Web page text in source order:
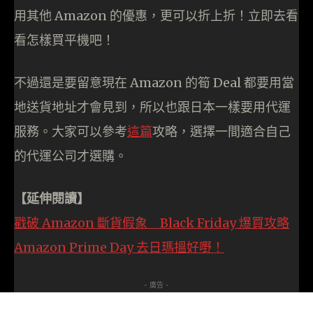
用其他 Amazon 的優惠，更可以折上折！立即去看
看怎樣買平機吧！
不過還是要留意現在 Amazon 的筍 Deal 都要用當
地送貨地址才會見到，所以也跟日本一樣要用代運
服務。大家可以參考這篇攻略，選擇一間適合自己
的代運公司才選購。
【延伸閱讀】
戳破 Amazon 斷貨假象 Black Friday 爆買攻略
Amazon Prime Day 去日瑪搵好嘢！
- 廣告 -